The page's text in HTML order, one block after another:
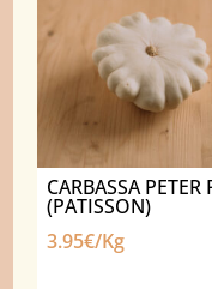
CARBASSA PETER
(PATISSON)
3.95€/Kg